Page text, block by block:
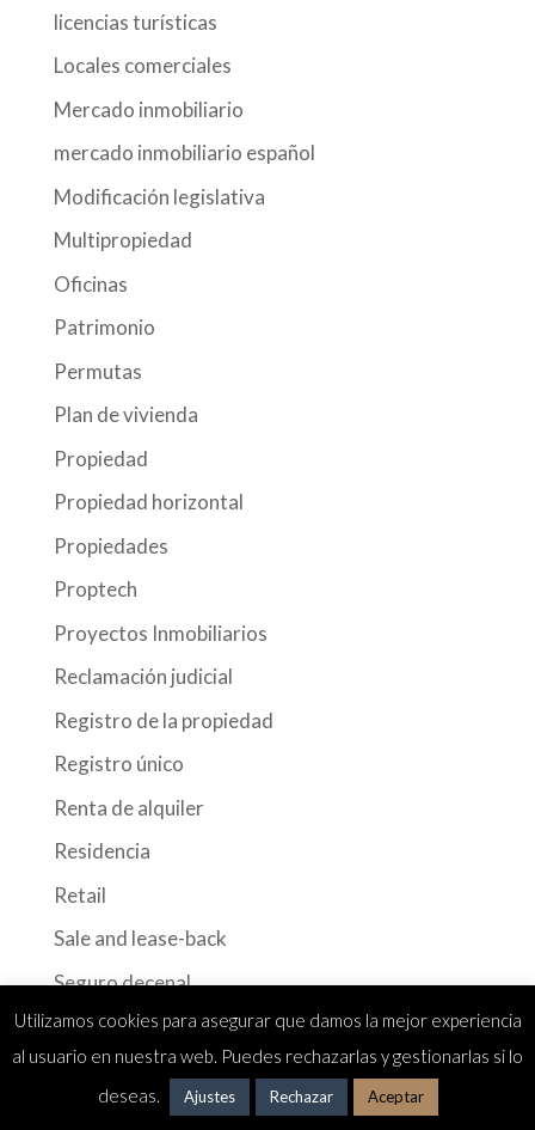
licencias turísticas
Locales comerciales
Mercado inmobiliario
mercado inmobiliario español
Modificación legislativa
Multipropiedad
Oficinas
Patrimonio
Permutas
Plan de vivienda
Propiedad
Propiedad horizontal
Propiedades
Proptech
Proyectos Inmobiliarios
Reclamación judicial
Registro de la propiedad
Registro único
Renta de alquiler
Residencia
Retail
Sale and lease-back
Seguro decenal
Sociedades cooperativas
sostenibilidad
Spanish housing law
Utilizamos cookies para asegurar que damos la mejor experiencia
al usuario en nuestra web. Puedes rechazarlas y gestionarlas si lo
deseas.
Ajustes Rechazar Aceptar